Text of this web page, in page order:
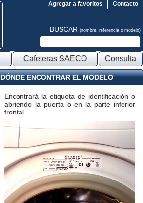
Contacto
Agregar a favoritos
BUSCAR (nombre, referencia o modelo)
Cafeteras SAECO Consulta
DÓNDE ENCONTRAR EL MODELO
Encontrará la etiqueta de identificación o
abriendo la puerta o en la parte inferior
frontal